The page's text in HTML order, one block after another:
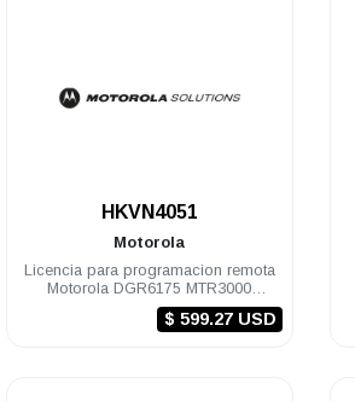
HKVN4051
Motorola
Licencia para programacion remota
Motorola DGR6175 MTR3000
SLR8000 SLR5100
$ 599.27 USD